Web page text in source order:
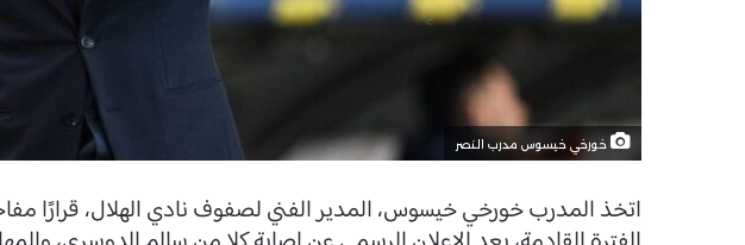
خورخي خيسوس مدرب النصر
اتخذ المدرب خورخي خيسوس، المدير الفني لصفوف نادي الهلال، قرارًا